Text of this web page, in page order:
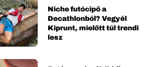
Niche futócipő a
Decathlonból? Vegyél
Kiprunt, mielőtt túl trendi
lesz